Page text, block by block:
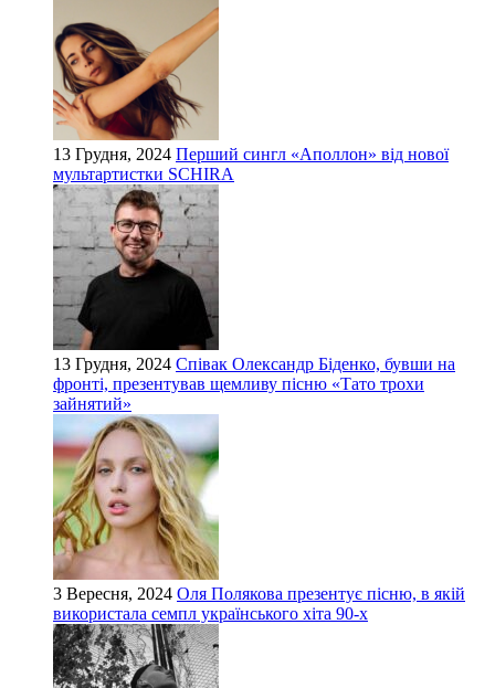
13 Грудня, 2024 Перший сингл «Аполлон» від нової
мультартистки SCHIRA
13 Грудня, 2024 Співак Олександр Біденко, бувши на
фронті, презентував щемливу пісню «Тато трохи
зайнятий»
3 Вересня, 2024 Оля Полякова презентує пісню, в якій
використала семпл українського хіта 90-х